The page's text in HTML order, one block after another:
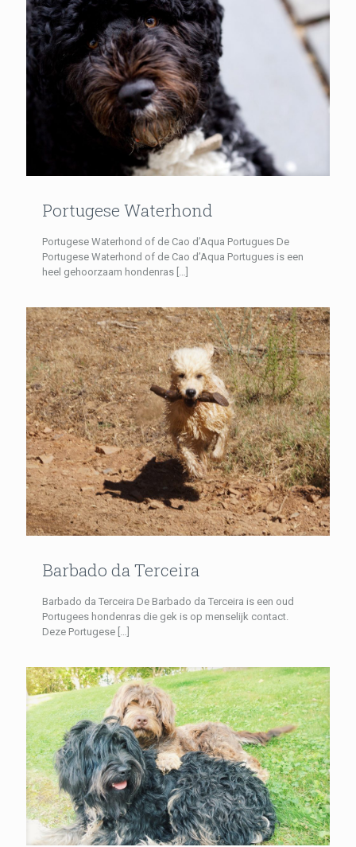
Portugese Waterhond
Portugese Waterhond of de Cao d’Aqua Portugues De
Portugese Waterhond of de Cao d’Aqua Portugues is een
heel gehoorzaam hondenras […]
Barbado da Terceira
Barbado da Terceira De Barbado da Terceira is een oud
Portugees hondenras die gek is op menselijk contact.
Deze Portugese […]